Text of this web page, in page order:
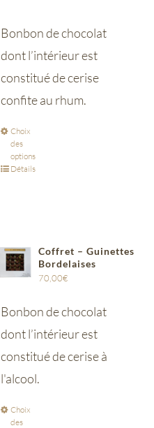
Bonbon de chocolat
dont l’intérieur est
constitué de cerise
confite au rhum.
Choix
des
options
Détails
Coffret – Guinettes
Bordelaises
70,00€
Bonbon de chocolat
dont l’intérieur est
constitué de cerise à
l'alcool.
Choix
des